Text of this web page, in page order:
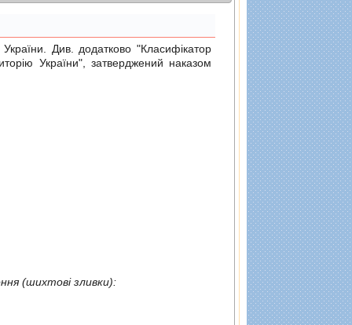
Див. додатково "Класифiкатор
України", затверджений наказом
зливки чорних металiв для переплавлення (шихтовi зливки):